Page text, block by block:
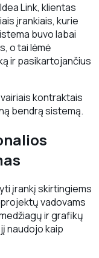
Link, klientas
įrankiais, kurie
buvo labai
o tai lėmė
ir pasikartojančius
kontraktais
bendrą sistemą.
įrankį skirtingiems
vadovams
ir grafikų
naudojo kaip